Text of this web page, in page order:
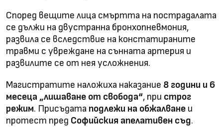
Според вещите лица смъртта на пострадалата
се дължи на двустранна бронхопневмония,
развила се вследствие на констатираните
травми с увреждане на сънната артерия и
развилите се от нея усложнения.
Магистратите наложиха наказание 8 години и 6
месеца „лишаване от свобода“, при строг
режим. Присъдата подлежи на обжалване и
протест пред Софийския апелативен съд.